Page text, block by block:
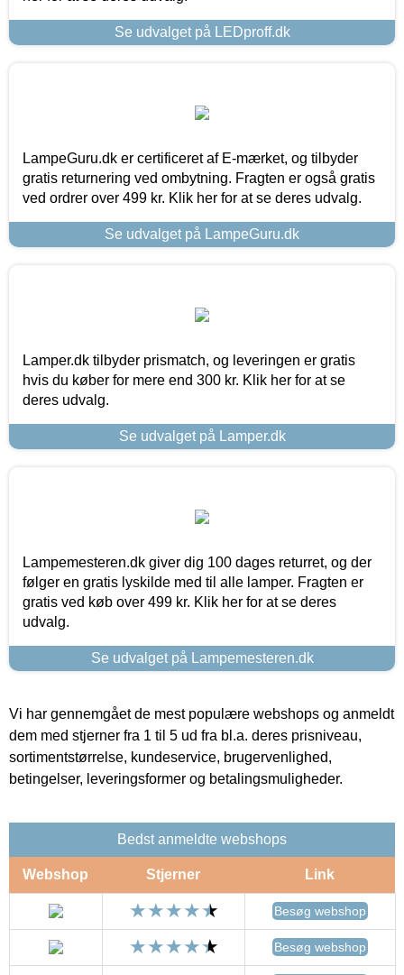
Se udvalget på LEDproff.dk
LampeGuru.dk er certificeret af E-mærket, og tilbyder
gratis returnering ved ombytning. Fragten er også gratis
ved ordrer over 499 kr. Klik her for at se deres udvalg.
Se udvalget på LampeGuru.dk
Lamper.dk tilbyder prismatch, og leveringen er gratis
hvis du køber for mere end 300 kr. Klik her for at se
deres udvalg.
Se udvalget på Lamper.dk
Lampemesteren.dk giver dig 100 dages returret, og der
følger en gratis lyskilde med til alle lamper. Fragten er
gratis ved køb over 499 kr. Klik her for at se deres
udvalg.
Se udvalget på Lampemesteren.dk
Vi har gennemgået de mest populære webshops og anmeldt
dem med stjerner fra 1 til 5 ud fra bl.a. deres prisniveau,
sortimentstørrelse, kundeservice, brugervenlighed,
betingelser, leveringsformer og betalingsmuligheder.
Bedst anmeldte webshops
Webshop Stjerner Link
Besøg webshop
Besøg webshop